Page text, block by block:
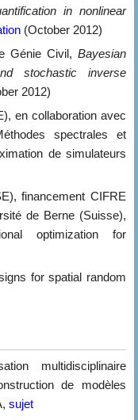
in nonlinear
(October 2012)
Génie Civil, Bayesian
stochastic inverse
2012)
en collaboration avec
spectrales et
de simulateurs
financement CIFRE
de Berne (Suisse),
optimization for
for spatial random
multidisciplinaire
de modèles
sujet